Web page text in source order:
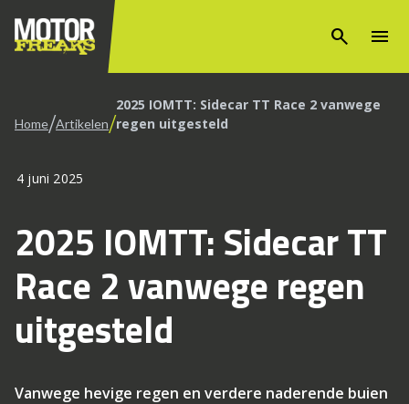
search menu
Home/Artikelen/2025 IOMTT: Sidecar TT Race 2 vanwege
regen uitgesteld
4 juni 2025
2025 IOMTT: Sidecar TT
Race 2 vanwege regen
uitgesteld
Vanwege hevige regen en verdere naderende buien